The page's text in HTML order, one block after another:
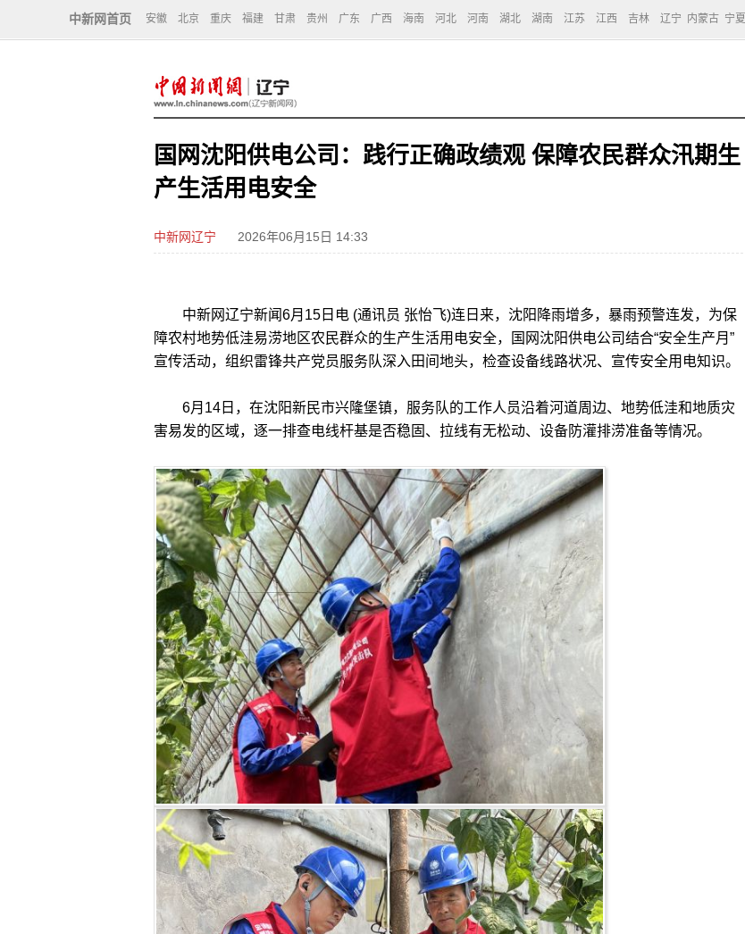
中新网首页 安徽 北京 重庆 福建 甘肃 贵州 广东 广西 海南 河北 河南 湖北 湖南 江苏 江西 吉林 辽宁 内蒙古 宁夏
国网沈阳供电公司：践行正确政绩观 保障农民群众汛期生
产生活用电安全
中新网辽宁 2026年06月15日 14:33
中新网辽宁新闻6月15日电 (通讯员 张怡飞)连日来，沈阳降雨增多，暴雨预警连发，为保
障农村地势低洼易涝地区农民群众的生产生活用电安全，国网沈阳供电公司结合“安全生产月”
宣传活动，组织雷锋共产党员服务队深入田间地头，检查设备线路状况、宣传安全用电知识。
6月14日，在沈阳新民市兴隆堡镇，服务队的工作人员沿着河道周边、地势低洼和地质灾
害易发的区域，逐一排查电线杆基是否稳固、拉线有无松动、设备防灌排涝准备等情况。